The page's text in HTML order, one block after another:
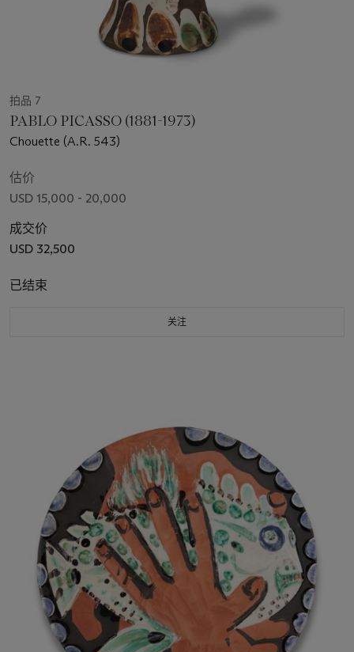
拍品 7
PABLO PICASSO (1881-1973)
Chouette (A.R. 543)
估价
USD 15,000 - 20,000
成交价
USD 32,500
已结束
关注